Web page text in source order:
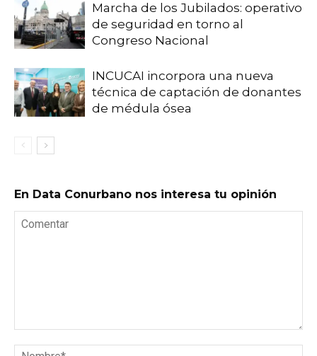
Marcha de los Jubilados: operativo
de seguridad en torno al
Congreso Nacional
INCUCAI incorpora una nueva
técnica de captación de donantes
de médula ósea
En Data Conurbano nos interesa tu opinión